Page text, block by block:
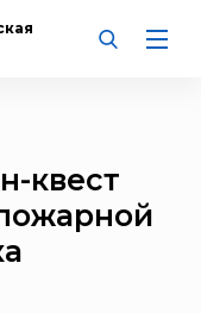
квест